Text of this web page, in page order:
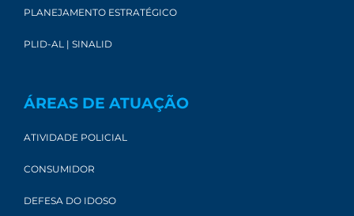
PLANEJAMENTO ESTRATÉGICO
PLID-AL | SINALID
ÁREAS DE ATUAÇÃO
ATIVIDADE POLICIAL
CONSUMIDOR
DEFESA DO IDOSO